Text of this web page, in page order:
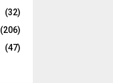
(32)
(206)
(47)